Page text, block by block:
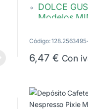
DOLCE
Modelos
DELONGHI
LA
KP120
305
Código:
6,47 € Con